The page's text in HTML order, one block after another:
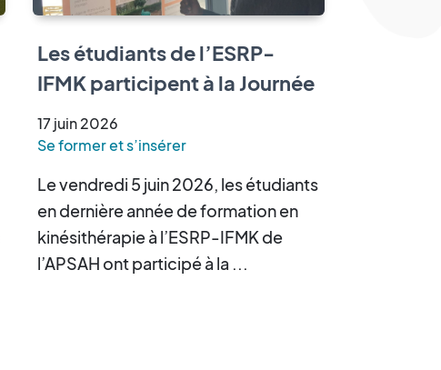
Les étudiants de l’ESRP-
IFMK participent à la Journée
Scientifique des Sciences de
la Réadaptation
17juin2026
Se former et s’insérer
Le vendredi 5 juin 2026, les étudiants
en dernière année de formation en
kinésithérapie à l’ESRP-IFMK de
l’APSAH ont participé à la ...